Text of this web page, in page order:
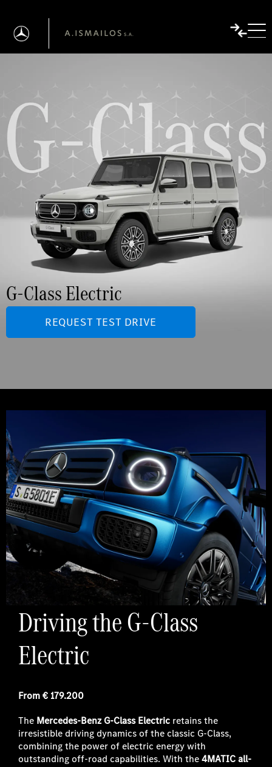
G-Class Electric
REQUEST TEST DRIVE
Driving the G-Class
Electric
From € 179.200
The Mercedes-Benz G-Class Electric retains the
irresistible driving dynamics of the classic G-Class,
combining the power of electric energy with
outstanding off-road capabilities. With the4MATIC all-